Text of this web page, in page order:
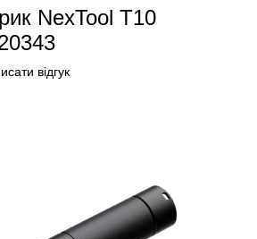
NexTool T10
відгук